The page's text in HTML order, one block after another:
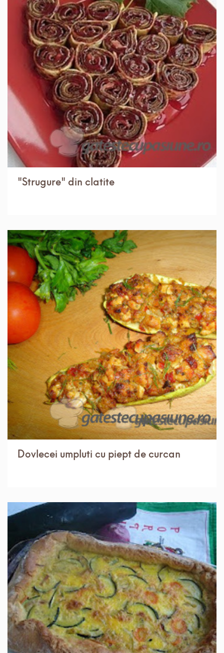
IN 30 MIN. USOR 4 PORTII
"Strugure" din clatite
IN 1 ORA. USOR 4 PORTII
Dovlecei umpluti cu piept de curcan
IN 1 ORA. USOR 6 PORTII